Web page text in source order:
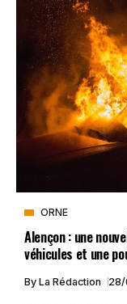
ORNE
Alençon : une
véhicules et une
By La Rédaction